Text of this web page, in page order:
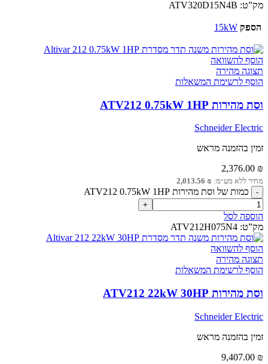
מק”ט: ATV320D15N4B
הספק 15kW
הוסף להשוואה
תצוגה מהירה
הוסף לרשימת המשאלות
וסת מהירות ATV212 0.75kW 1HP
Schneider Electric
זמין בהזמנה מראש
2,376.00 ₪
מחיר ללא מע״מ: 2,013.56 ₪
כמות של וסת מהירות ATV212 0.75kW 1HP
הוספה לסל
מק”ט: ATV212H075N4
הוסף להשוואה
תצוגה מהירה
הוסף לרשימת המשאלות
וסת מהירות ATV212 22kW 30HP
Schneider Electric
זמין בהזמנה מראש
9,407.00 ₪